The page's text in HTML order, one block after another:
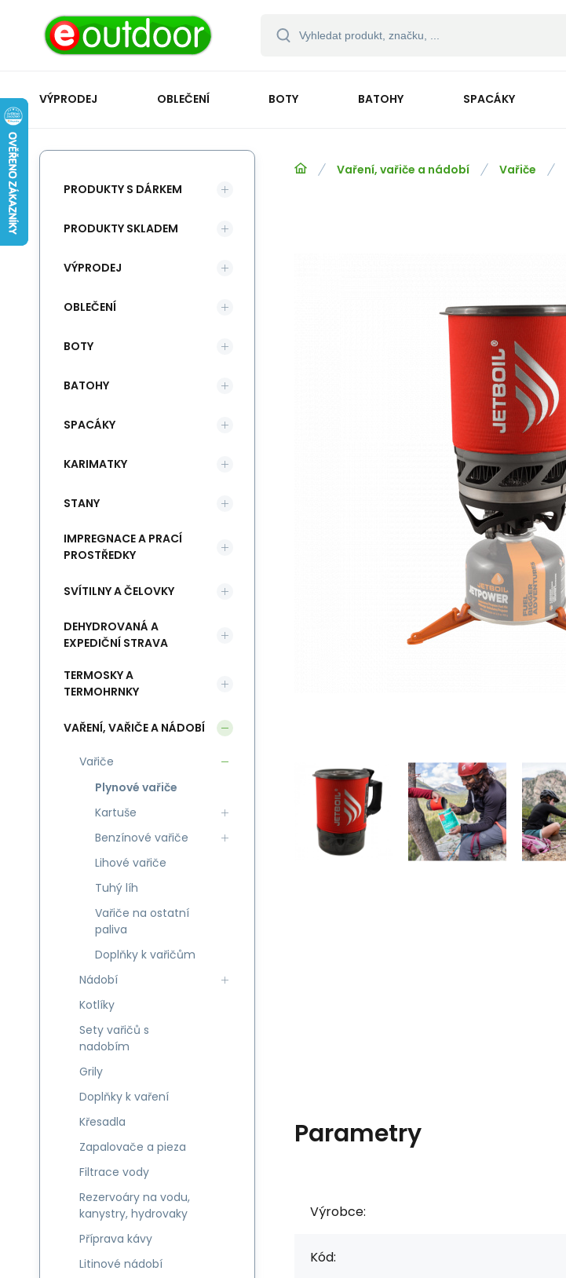
VÝPRODEJ OBLEČENÍ BOTY BATOHY SPACÁKY
Vaření, vařiče a nádobí Vařiče
Parametry
Výrobce:
Kód:
PRODUKTY S DÁRKEM
PRODUKTY SKLADEM
VÝPRODEJ
OBLEČENÍ
BOTY
BATOHY
SPACÁKY
KARIMATKY
STANY
IMPREGNACE A PRACÍ
PROSTŘEDKY
SVÍTILNY A ČELOVKY
DEHYDROVANÁ A
EXPEDIČNÍ STRAVA
TERMOSKY A
TERMOHRNKY
VAŘENÍ, VAŘIČE A NÁDOBÍ
Vařiče
Plynové vařiče
Kartuše
Benzínové vařiče
Lihové vařiče
Tuhý líh
Vařiče na ostatní
paliva
Doplňky k vařičům
Nádobí
Kotlíky
Sety vařičů s
nadobím
Grily
Doplňky k vaření
Křesadla
Zapalovače a pieza
Filtrace vody
Rezervoáry na vodu,
kanystry, hydrovaky
Příprava kávy
Litinové nádobí